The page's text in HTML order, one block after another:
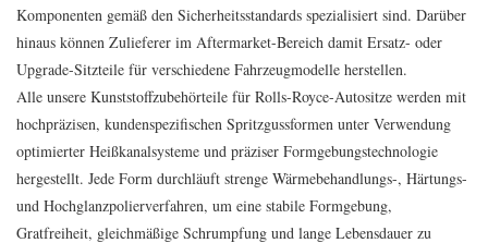
Komponenten gemäß den Sicherheitsstandards spezialisiert sind. Darüber
hinaus können Zulieferer im Aftermarket-Bereich damit Ersatz- oder
Upgrade-Sitzteile für verschiedene Fahrzeugmodelle herstellen.
Alle unsere Kunststoffzubehörteile für Rolls-Royce-Autositze werden mit
hochpräzisen, kundenspezifischen Spritzgussformen unter Verwendung
optimierter Heißkanalsysteme und präziser Formgebungstechnologie
hergestellt. Jede Form durchläuft strenge Wärmebehandlungs-, Härtungs-
und Hochglanzpolierverfahren, um eine stabile Formgebung,
Gratfreiheit, gleichmäßige Schrumpfung und lange Lebensdauer zu